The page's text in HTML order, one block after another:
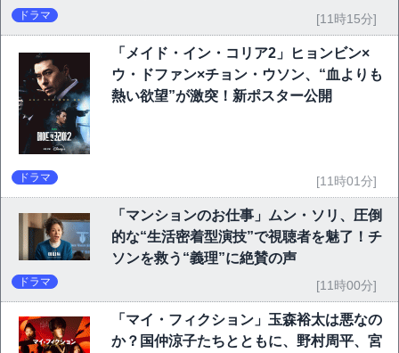
ドラマ [11時15分]
「メイド・イン・コリア2」ヒョンビン×
ウ・ドファン×チョン・ウソン、“血よりも
熱い欲望”が激突！新ポスター公開
ドラマ [11時01分]
「マンションのお仕事」ムン・ソリ、圧倒
的な“生活密着型演技”で視聴者を魅了！チ
ソンを救う“義理”に絶賛の声
ドラマ [11時00分]
「マイ・フィクション」玉森裕太は悪なの
か？国仲涼子たちとともに、野村周平、宮